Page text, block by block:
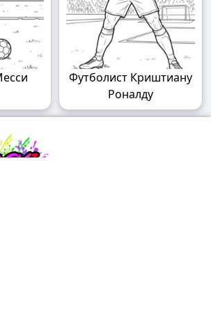
Футболист Криштиану
Роналду